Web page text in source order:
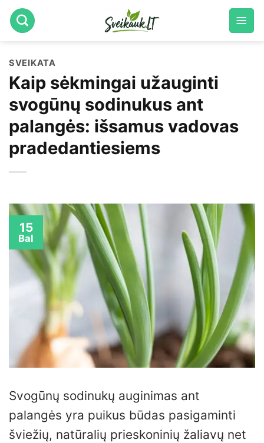
Skip
to
SVEIKATA
Kaip sėkmingai užauginti
svogūnų sodinukus ant
palangės: išsamus vadovas
pradedantiesiems
15
Bal
Svogūnų sodinukų auginimas ant
palangės yra puikus būdas pasigaminti
šviežių, natūralių prieskoninių žaliavų net